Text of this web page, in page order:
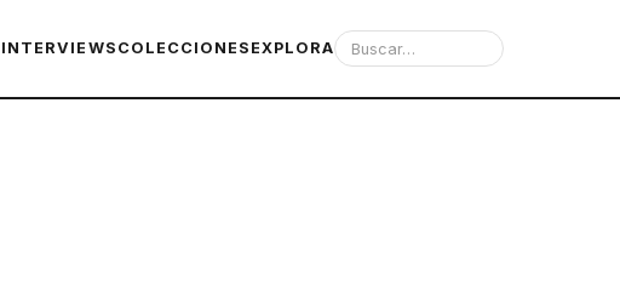
INTERVIEWS COLECCIONES EXPLORA